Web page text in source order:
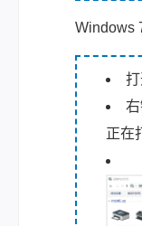
Windows
正在